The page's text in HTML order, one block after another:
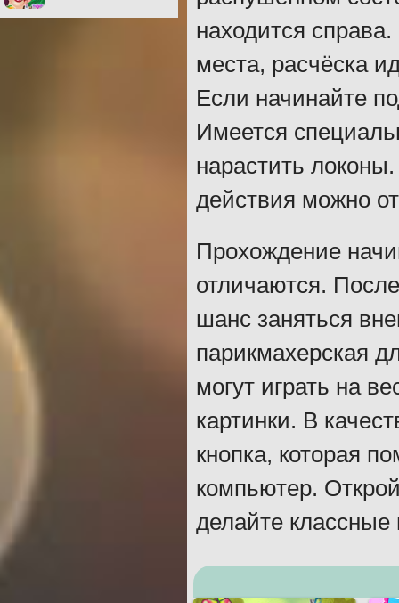
находится
места, расчёска
Если начинайте
Имеется
нарастить
действия можно
Прохождение
отличаются.
шанс заняться
парикмахерская
могут играть на
картинки. В
кнопка, которая
компьютер.
делайте